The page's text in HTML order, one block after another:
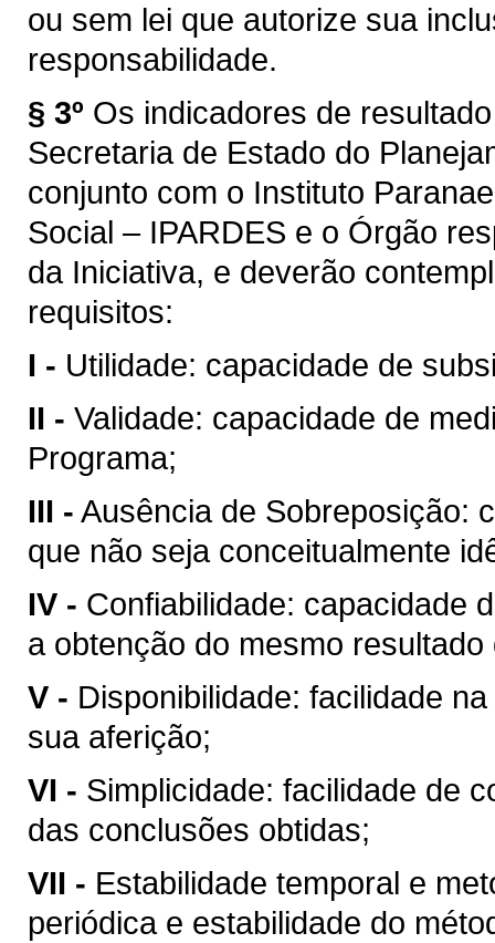
ou sem lei que autorize sua
responsabilidade.
§ 3º Os indicadores de
Secretaria de Estado do
conjunto com o Instituto
Social – IPARDES e o Órgão
da Iniciativa, e deverão
requisitos:
I - Utilidade: capacidade de
II - Validade: capacidade de
Programa;
III - Ausência de Sobreposição:
que não seja conceitualmente
IV - Confiabilidade: capacidade
a obtenção do mesmo
V - Disponibilidade: facilidade
sua aferição;
VI - Simplicidade: facilidade de
das conclusões obtidas;
VII - Estabilidade temporal e
periódica e estabilidade do